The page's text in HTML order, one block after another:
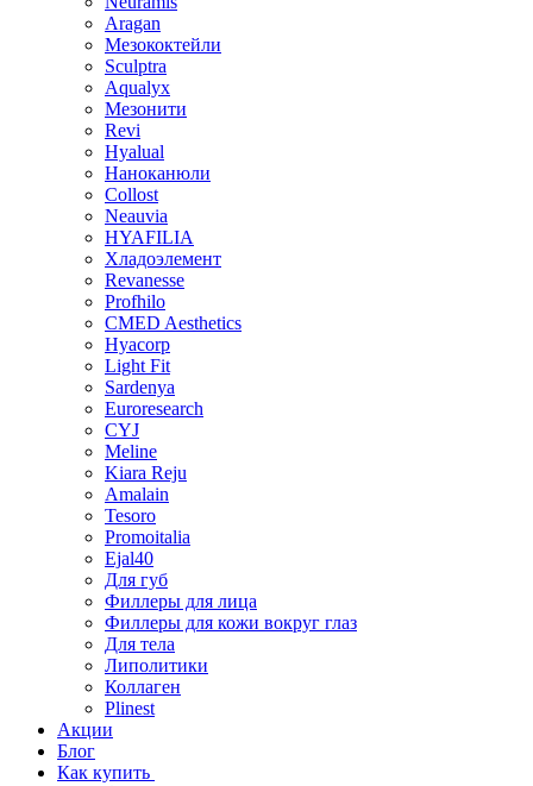
Aragan
Мезококтейли
Sculptra
Aqualyx
Мезонити
Revi
Hyalual
Наноканюли
Collost
Neauvia
HYAFILIA
Хладоэлемент
Revanesse
Profhilo
CMED Aesthetics
Hyacorp
Light Fit
Sardenya
Euroresearch
CYJ
Meline
Kiara Reju
Amalain
Tesoro
Promoitalia
Ejal40
Для губ
Филлеры для лица
Филлеры для кожи вокруг глаз
Для тела
Липолитики
Коллаген
Plinest
Акции
Блог
Как купить